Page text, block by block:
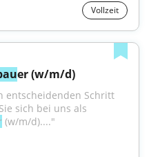
Vollzeit
er (w/m/d)
entscheidenden Schritt
sich bei uns als
(w/m/d)...."